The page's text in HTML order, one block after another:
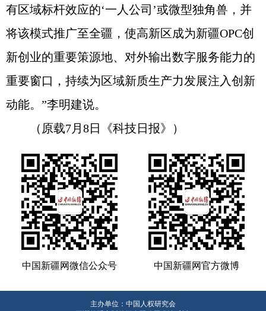
有区域标杆效应的‘一人公司’或微型独角兽，并
将该模式推广至全疆，使高新区成为新疆OPC创
新创业的重要策源地、对外输出数字服务能力的
重要窗口，持续为区域新质生产力发展注入创新
动能。”李明建说。
（原载7月8日《科技日报》）
中国新疆网微信公众号 中国新疆网官方微博
主办单位：中国人权研究会